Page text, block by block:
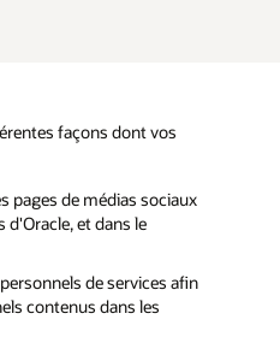
façons dont vos
pages de médias sociaux
et dans le
de services afin
contenus dans les